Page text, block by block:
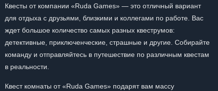
Квесты от компании «Ruda Games» — это отличный вариант
для отдыха с друзьями, близкими и коллегами по работе. Вас
ждет большое количество самых разных квеструмов:
детективные, приключенческие, страшные и другие. Собирайте
команду и отправляйтесь в путешествие по различным квестам
в реальности.
Квест комнаты от «Ruda Games» подарят вам массу